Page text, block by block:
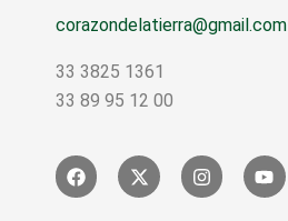
corazondelatierra@gmail.com
33 3825 1361
33 89 95 12 00